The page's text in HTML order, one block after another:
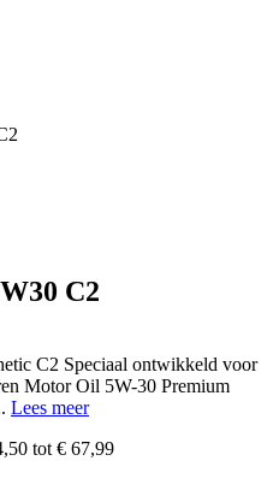
C2
C2 Speciaal ontwikkeld voor
Motor Oil 5W-30 Premium
Lees meer
tot € 67,99